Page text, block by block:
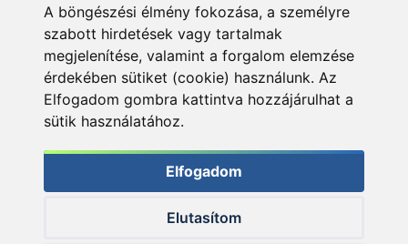
A böngészési élmény fokozása, a személyre
szabott hirdetések vagy tartalmak
megjelenítése, valamint a forgalom elemzése
érdekében sütiket (cookie) használunk. Az
Elfogadom gombra kattintva hozzájárulhat a
sütik használatához.
Elfogadom
Elutasítom